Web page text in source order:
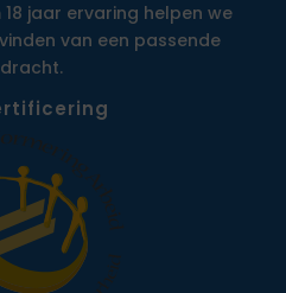
jaar ervaring helpen we
van een passende